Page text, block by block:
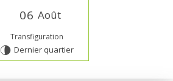
06 Août
Transfiguration
U Dernier quartier